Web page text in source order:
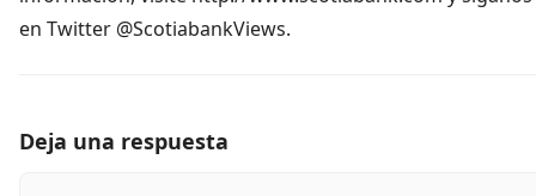
en Twitter @ScotiabankViews.
Deja una respuesta